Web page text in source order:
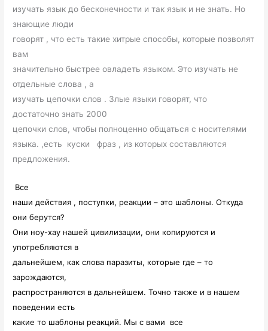
изучать язык до бесконечности и так язык и не знать. Но
знающие люди
говорят , что есть такие хитрые способы, которые позволят
вам
значительно быстрее овладеть языком. Это изучать не
отдельные слова , а
изучать цепочки слов . Злые языки говорят, что
достаточно знать 2000
цепочки слов, чтобы полноценно общаться с носителями
языка. ,есть
куски
фраз , из которых составляются
предложения.
Все
наши действия , поступки, реакции – это шаблоны. Откуда
они берутся?
Они ноу-хау нашей цивилизации, они копируются и
употребляются в
дальнейшем, как слова паразиты, которые где – то
зарождаются,
распространяются в дальнейшем. Точно также и в нашем
поведении есть
какие то шаблоны реакций. Мы с вами
все